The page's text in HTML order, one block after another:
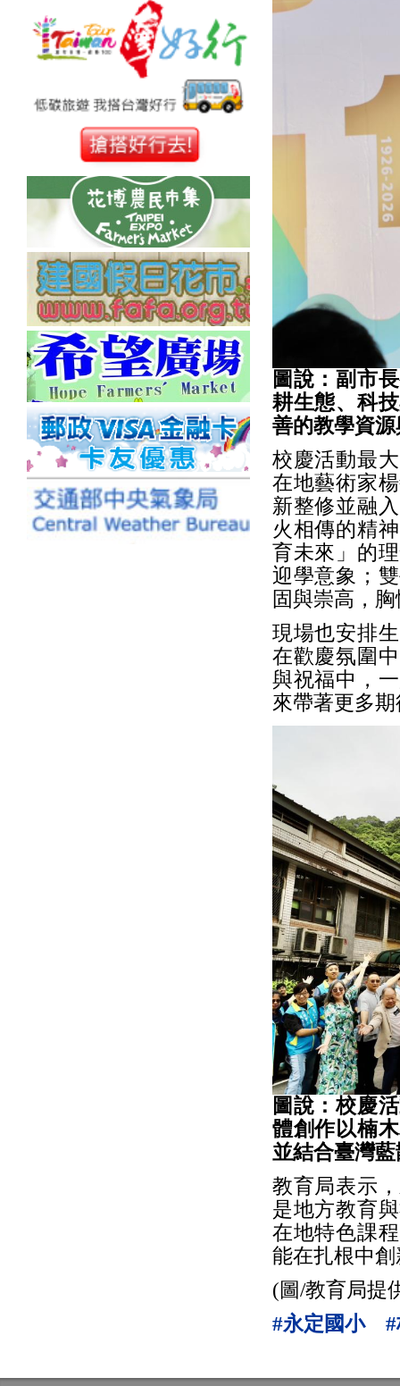
圖說：副市
耕生態、科
善的教學資
校慶活動最
在地藝術家
新整修並融
火相傳的精
育未來」的
迎學意象；
固與崇高，
現場也安排
在歡慶氛圍
與祝福中，
來帶著更多
圖說：校慶
體創作以楠
並結合臺灣
教育局表示
是地方教育
在地特色課
能在扎根中
(圖/教育局提
#永定國小